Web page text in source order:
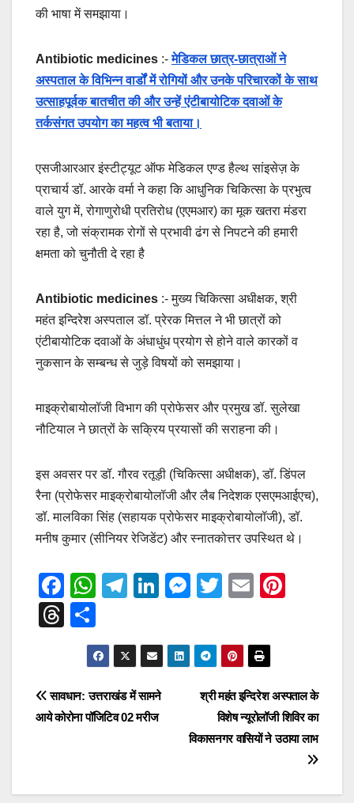
की भाषा में समझाया।
Antibiotic medicines :-मेडिकल छात्र-छात्राओं ने
अस्पताल के विभिन्न वार्डों में रोगियों और उनके परिचारकों के साथ
उत्साहपूर्वक बातचीत की और उन्हें एंटीबायोटिक दवाओं के
तर्कसंगत उपयोग का महत्व भी बताया।
एसजीआरआर इंस्टीट्यूट ऑफ मेडिकल एण्ड हैल्थ सांइसेज़ के
प्राचार्य डॉ. आरके वर्मा ने कहा कि आधुनिक चिकित्सा के प्रभुत्व
वाले युग में, रोगाणुरोधी प्रतिरोध (एएमआर) का मूक खतरा मंडरा
रहा है, जो संक्रामक रोगों से प्रभावी ढंग से निपटने की हमारी
क्षमता को चुनौती दे रहा है
Antibiotic medicines :- मुख्य चिकित्सा अधीक्षक, श्री
महंत इन्दिरेश अस्पताल डॉ. प्रेरक मित्तल ने भी छात्रों को
एंटीबायोटिक दवाओं के अंधाधुंध प्रयोग से होने वाले कारकों व
नुकसान के सम्बन्ध से जुड़े विषयों को समझाया।
माइक्रोबायोलॉजी विभाग की प्रोफेसर और प्रमुख डॉ. सुलेखा
नौटियाल ने छात्रों के सक्रिय प्रयासों की सराहना की।
इस अवसर पर डॉ. गौरव रतूड़ी (चिकित्सा अधीक्षक), डॉ. डिंपल
रैना (प्रोफेसर माइक्रोबायोलॉजी और लैब निदेशक एसएमआईएच),
डॉ. मालविका सिंह (सहायक प्रोफेसर माइक्रोबायोलॉजी), डॉ.
मनीष कुमार (सीनियर रेजिडेंट) और स्नातकोत्तर उपस्थित थे।
F
a
c
b
o
W
s
A
p
T
gr
a
m
Li
e
dI
n
M
e
n
er
T
er
E
st
T
hr
a
d
h
ar
e
Post
श्री महंत इन्दिरेश अस्पताल के
विशेष न्यूरोलॉजी शिविर का
विकासनगर वासियों ने उठाया लाभ
सावधान: उत्तराखंड में सामने
आये कोरोना पॉजिटिव 02 मरीज